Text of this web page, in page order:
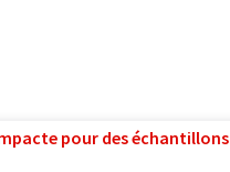
pour des échantillons